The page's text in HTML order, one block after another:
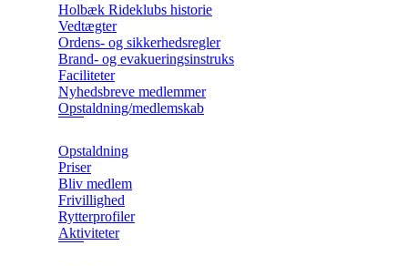
Holbæk Rideklubs historie
Vedtægter
Ordens- og sikkerhedsregler
Brand- og evakueringsinstruks
Faciliteter
Nyhedsbreve medlemmer
Opstaldning/medlemskab
Opstaldning
Priser
Bliv medlem
Frivillighed
Rytterprofiler
Aktiviteter